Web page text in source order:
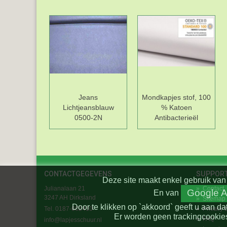
Jeans
Lichtjeansblauw
0500-2N
Mondkapjes stof, 100
% Katoen
Antibacterieël
CONTACTGEGEVENS
Julianalaan 21
3247 AH Dirksland
Tel. 0187-602410
info@lapjesschuur.nl
» Contact
» Sitemap
»Privacy
»FAQ
Deze site maakt enkel gebruik
En van Google
Door te klikken op `akkoord` geeft u aan
Er worden geen